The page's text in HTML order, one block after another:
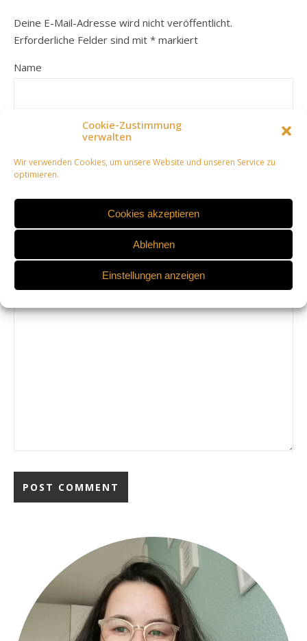
Cookie-Zustimmung
verwalten
Wir verwenden Cookies, um unsere Website und unseren Service zu
optimieren.
Cookies akzeptieren
Ablehnen
Einstellungen anzeigen
Deine E-Mail-Adresse wird nicht veröffentlicht.
Erforderliche Felder sind mit * markiert
Name
E-Mail-Adresse
Website